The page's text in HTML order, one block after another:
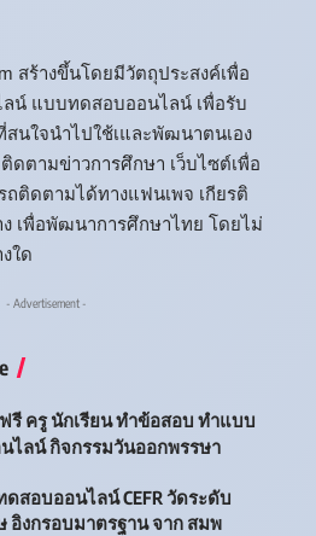
สร้างขึ้นโดยมีวัตถุประสงค์เพื่อ
ลน์ แบบทดสอบออนไลน์ เพื่อรับ
สนใจนำไปใช้เและพัฒนาตนเอง
ดตามข่าวการศึกษา เว็บไซต์เพื่อ
ถติดตามได้ทางแฟนเพจ เกียรติ
เพื่อพัฒนาการศึกษาไทย โดยไม่
ใด
- Advertisement -
รี ครู นักเรียน ทำข้อสอบ ทำแบบ
ลน์ กิจกรรมวันออกพรรษา
สอบออนไลน์ CEFR วัดระดับ
อิงกรอบมาตรฐาน จาก สมพ